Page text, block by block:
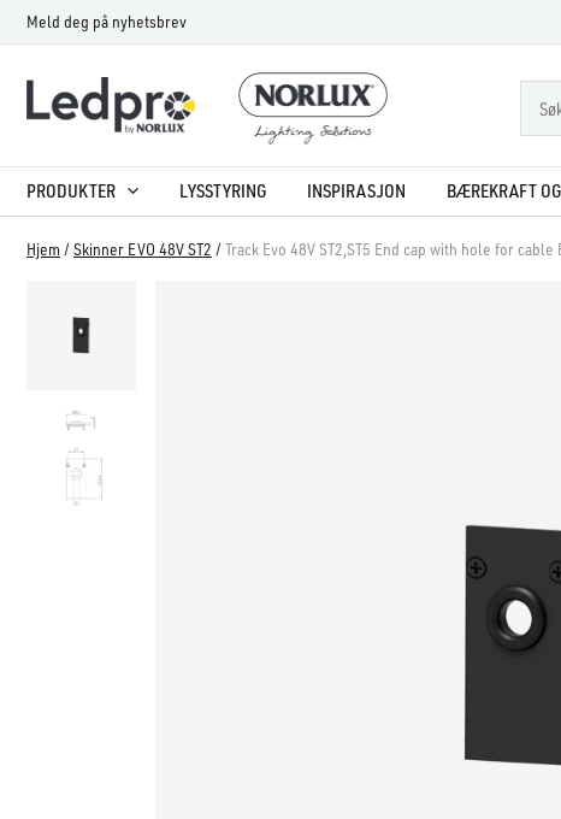
Hopp
rett
innholdet
Meld deg på nyhetsbrev
PRODUKTER LYSSTYRING INSPIRASJON BÆREKRAFT
Hjem /Skinner EVO 48V ST2 /Track Evo 48V ST2,ST5 End cap with hole for cable